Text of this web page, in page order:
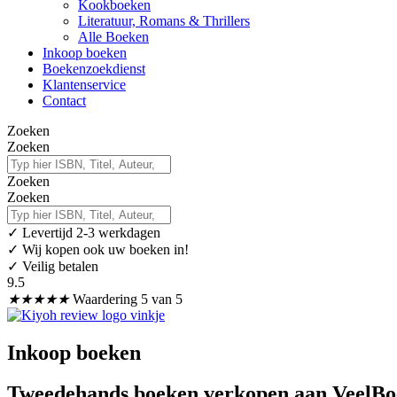
Kookboeken
Literatuur, Romans & Thrillers
Alle Boeken
Inkoop boeken
Boekenzoekdienst
Klantenservice
Contact
Zoeken
Zoeken
Zoeken
Zoeken
✓ Levertijd 2-3 werkdagen
✓ Wij kopen ook uw boeken in!
✓ Veilig betalen
9.5
★★★★★ Waardering 5 van 5
Inkoop boeken